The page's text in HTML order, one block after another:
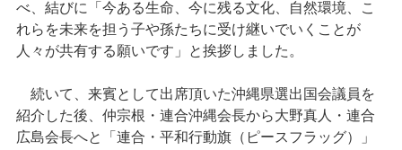
べ、結びに「今ある生命、今に残る文化、自然環境、こ
れらを未来を担う子や孫たちに受け継いでいくことが
人々が共有する願いです」と挨拶しました。
続いて、来賓として出席頂いた沖縄県選出国会議員を
紹介した後、仲宗根・連合沖縄会長から大野真人・連合
広島会長へと「連合・平和行動旗（ピースフラッグ）」